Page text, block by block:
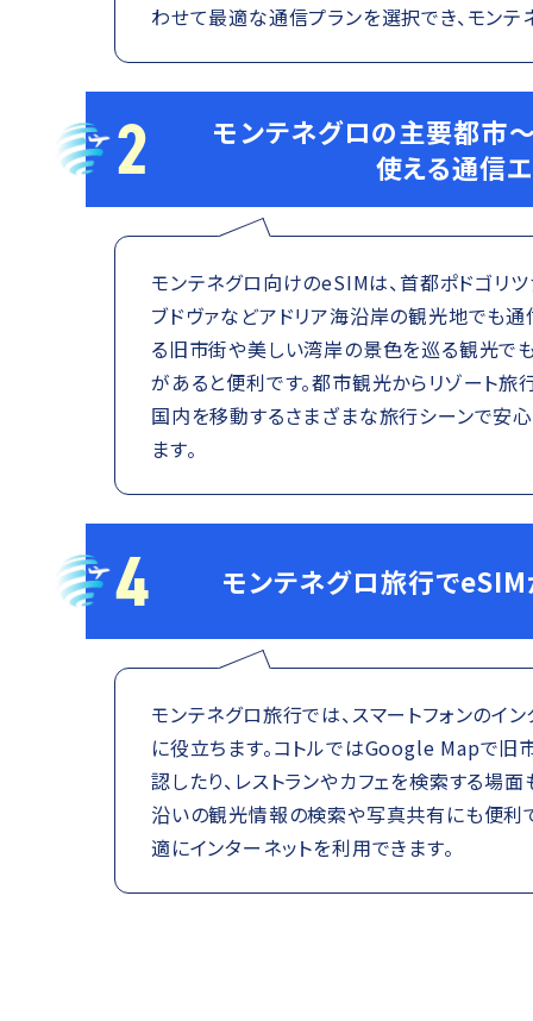
わせて最適な通信プランを選択でき、モン
2
モンテネグロの主要都市
使える通信
モンテネグロ向けのeSIMは、首都ポドゴリツ
ブドヴァなどアドリア海沿岸の観光地でも
る旧市街や美しい湾岸の景色を巡る観光で
があると便利です。都市観光からリゾート旅
国内を移動するさまざまな旅行シーンで安
ます。
4 モンテネグロ旅行で
モンテネグロ旅行では、スマートフォンのイ
に役立ちます。コトルではGoogle Mapで旧
認したり、レストランやカフェを検索する場面
沿いの観光情報の検索や写真共有にも便利
適にインターネットを利用できます。